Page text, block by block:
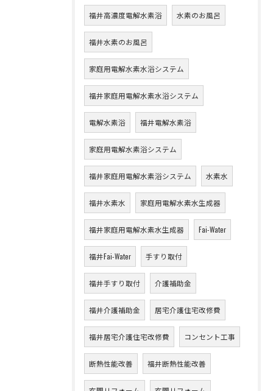
福井高濃度電解水素浴 水素のお風呂
福井水素のお風呂
家庭用電解水素水浴システム
福井家庭用電解水素水浴システム
電解水素浴 福井電解水素浴
家庭用電解水素浴システム
福井家庭用電解水素浴システム 水素水
福井水素水 家庭用電解水素水生成器
福井家庭用電解水素水生成器 Fai-Water
福井Fai-Water 手すり取付
福井手すり取付 介護補助金
福井介護補助金 居宅介護住宅改修費
福井居宅介護住宅改修費 コンセント工事
断熱性能改善 福井断熱性能改善